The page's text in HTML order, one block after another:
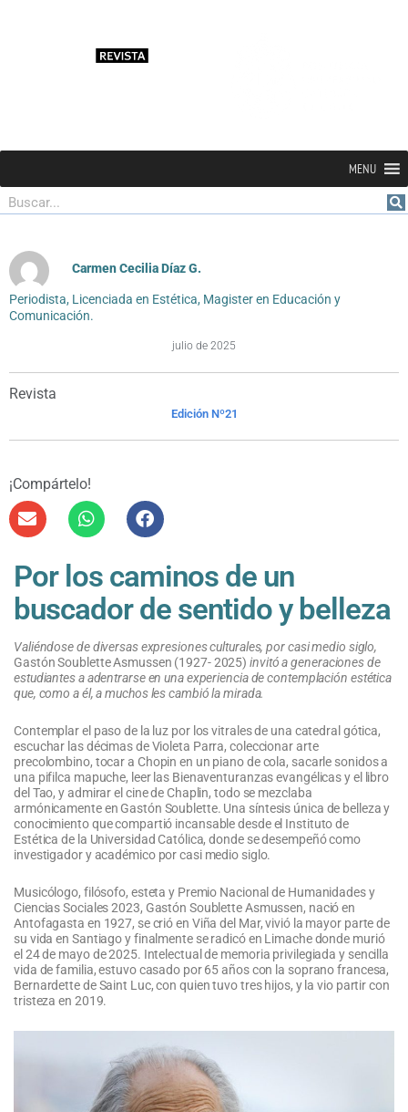
MENU
Buscar
Carmen Cecilia Díaz G.
Periodista, Licenciada en Estética, Magister en Educación y
Comunicación.
julio de 2025
Revista
Edición Nº21
¡Compártelo!
Por los caminos de un
buscador de sentido y belleza
Valiéndose de diversas expresiones culturales, por casi medio siglo,
Gastón Soublette Asmussen (1927- 2025)invitó a generaciones de
estudiantes a adentrarse en una experiencia de contemplación estética
que, como a él, a muchos les cambió la mirada.
Contemplar el paso de la luz por los vitrales de una catedral gótica,
escuchar las décimas de Violeta Parra, coleccionar arte
precolombino, tocar a Chopin en un piano de cola, sacarle sonidos a
una pifilca mapuche, leer las Bienaventuranzas evangélicas y el libro
del Tao, y admirar el cine de Chaplin, todo se mezclaba
armónicamente en Gastón Soublette. Una síntesis única de belleza y
conocimiento que compartió incansable desde el Instituto de
Estética de la Universidad Católica, donde se desempeñó como
investigador y académico por casi medio siglo.
Musicólogo, filósofo, esteta y Premio Nacional de Humanidades y
Ciencias Sociales 2023, Gastón Soublette Asmussen, nació en
Antofagasta en 1927, se crió en Viña del Mar, vivió la mayor parte de
su vida en Santiago y finalmente se radicó en Limache donde murió
el 24 de mayo de 2025. Intelectual de memoria privilegiada y sencilla
vida de familia, estuvo casado por 65 años con la soprano francesa,
Bernardette de Saint Luc, con quien tuvo tres hijos, y la vio partir con
tristeza en 2019.